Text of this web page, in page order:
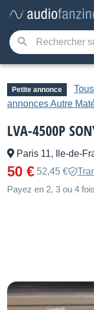
Petite annonce
annonces Autre
LVA-4500P
Paris 11, Ile-de-
50 € 52,45 €
Payez en 2, 3 ou 4